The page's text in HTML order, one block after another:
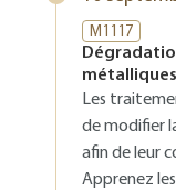
M1117
Les
de modifier
afin de leur
Apprenez